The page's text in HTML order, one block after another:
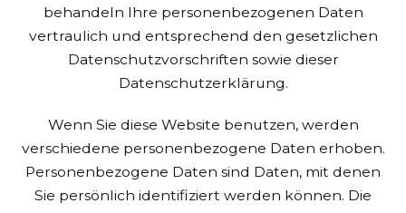
behandeln Ihre personenbezogenen Daten
vertraulich und entsprechend den gesetzlichen
Datenschutzvorschriften sowie dieser
Datenschutzerklärung.
Wenn Sie diese Website benutzen, werden
verschiedene personenbezogene Daten erhoben.
Personenbezogene Daten sind Daten, mit denen
Sie persönlich identifiziert werden können. Die